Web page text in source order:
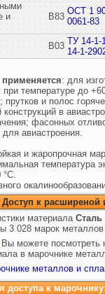
и
В83
ОСТ 1
0061-83
В03 ТУ 14-1-
14-1-
применяется: для
температуре до
прутков и полос
конструкций в
фасонных
авиастроения.
и жаропрочная
температура
Доступ к
материала
3 028 марок
Вы можете посмотреть
в марочнике
металлов и
доступа к